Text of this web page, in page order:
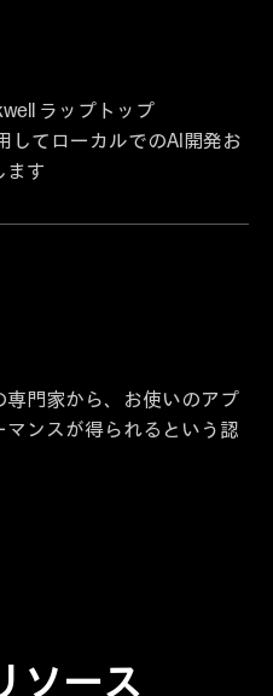
ラップトップ
してローカルでのAI開発お
ます
門家から、お使いのアプ
ンスが得られるという認
ソース